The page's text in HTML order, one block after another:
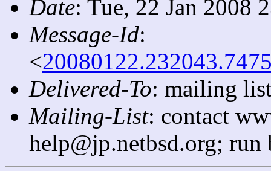
Date: Tue, 22 Jan 2008
Message-Id:
<
Delivered-To: mailing
Mailing-List: contact
help@jp.netbsd.org;